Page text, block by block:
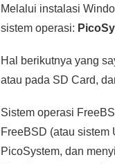
Melalui instalasi
sistem operasi:
Hal berikutnya yang
atau pada SD Card,
Sistem operasi
FreeBSD (atau
PicoSystem, dan